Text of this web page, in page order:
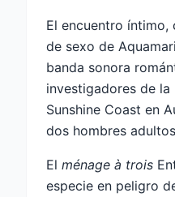
El encuentro íntimo,
de sexo de
banda sonora
investigadores de
Sunshine Coast en
dos hombres
El ménage à trois
especie en peligro